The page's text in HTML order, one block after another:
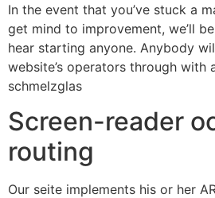
In the event that you’ve stuck a
get mind to improvement, we’ll
hear starting anyone. Anybody
website’s operators through with
schmelzglas
Screen-reader
routing
Our seite implements his or her